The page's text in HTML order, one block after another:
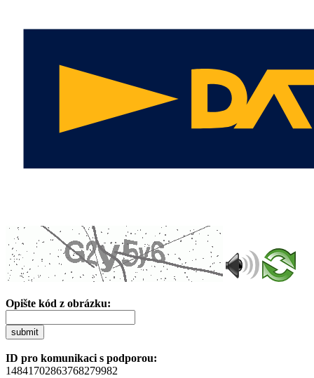
Opište kód z obrázku:
submit
ID pro komunikaci s podporou:
14841702863768279982